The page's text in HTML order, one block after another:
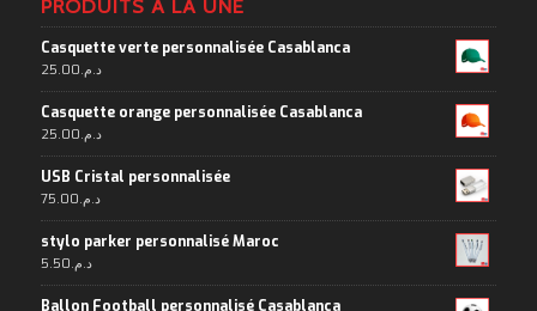
PRODUITS À LA UNE
Casquette verte personnalisée Casablanca
د.م.25.00
Casquette orange personnalisée Casablanca
د.م.25.00
USB Cristal personnalisée
د.م.75.00
stylo parker personnalisé Maroc
د.م.5.50
Ballon Football personnalisé Casablanca